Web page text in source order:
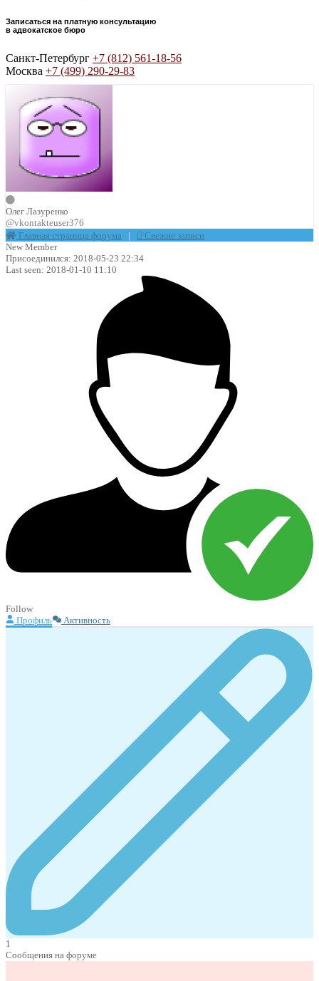
Записаться на платную консультацию
в адвокатское бюро
Санкт-Петербург +7 (812) 561-18-56
Москва +7 (499) 290-29-83
Олег Лазуренко
@vkontakteuser376
Главная страница форума |
Свежие записи
New Member
Присоединился: 2018-05-23 22:34
Last seen: 2018-01-10 11:10
Follow
Профиль
Активность
1
Сообщения на форуме